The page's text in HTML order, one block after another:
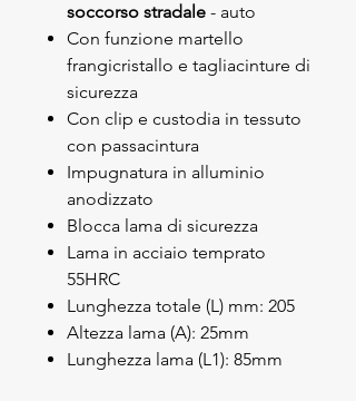
soccorso stradale - auto
Con funzione martello
frangicristallo e tagliacinture di
sicurezza
Con clip e custodia in tessuto
con passacintura
Impugnatura in alluminio
anodizzato
Blocca lama di sicurezza
Lama in acciaio temprato
55HRC
Lunghezza totale (L) mm: 205
Altezza lama (A): 25mm
Lunghezza lama (L1): 85mm